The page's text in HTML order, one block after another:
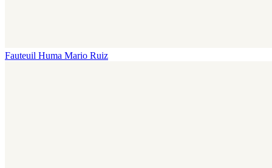
Fauteuil Huma Mario Ruiz